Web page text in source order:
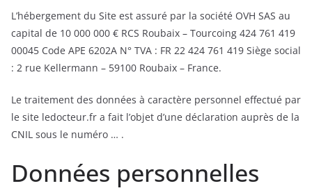
L’hébergement du Site est assuré par la société OVH SAS au
capital de 10 000 000 € RCS Roubaix – Tourcoing 424 761 419
00045 Code APE 6202A N° TVA : FR 22 424 761 419 Siège social
: 2 rue Kellermann – 59100 Roubaix – France.
Le traitement des données à caractère personnel effectué par
le site ledocteur.fr a fait l’objet d’une déclaration auprès de la
CNIL sous le numéro … .
Données personnelles